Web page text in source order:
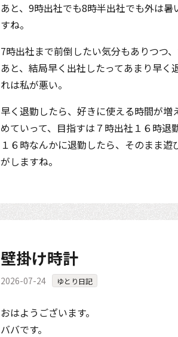
あと、9時出社でも8時半出社でも外は
すね。
7時出社まで前倒したい気分もありつつ
あと、結局早く出社したってあまり早
れは私が悪い。
早く退勤したら、好きに使える時間が
めていって、目指すは７時出社１６時退勤
１６時なんかに退勤したら、そのまま
がしますね。
壁掛け時計
2026-07-24 ゆとり日記
おはようございます。
ババです。